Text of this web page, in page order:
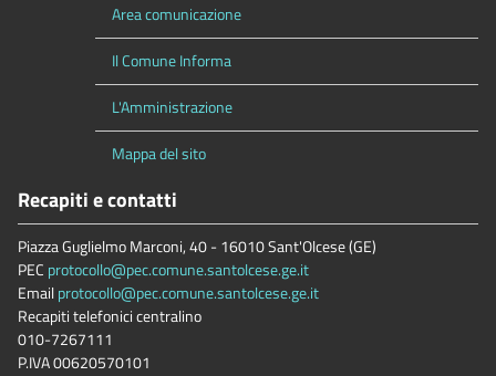
Area comunicazione
Il Comune Informa
L'Amministrazione
Mappa del sito
Recapiti e contatti
Piazza Guglielmo Marconi, 40 - 16010 Sant'Olcese (GE)
PEC protocollo@pec.comune.santolcese.ge.it
Emailprotocollo@pec.comune.santolcese.ge.it
Recapiti telefonici centralino
010-7267111
P.IVA 00620570101